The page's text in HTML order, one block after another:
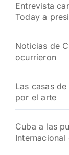
Entrevista
Today a
Noticias de
ocurrieron
Las casas
por el arte
Cuba a las